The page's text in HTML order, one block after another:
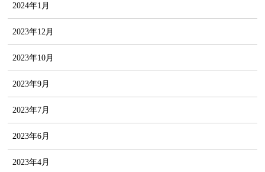
2024年1月
2023年12月
2023年10月
2023年9月
2023年7月
2023年6月
2023年4月